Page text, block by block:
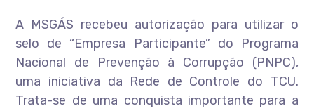
A MSGÁS recebeu autorização para utilizar o
selo de “Empresa Participante” do Programa
Nacional de Prevenção à Corrupção (PNPC),
uma iniciativa da Rede de Controle do TCU.
Trata-se de uma conquista importante para a